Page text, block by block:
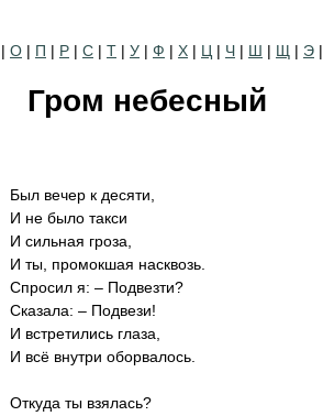
| О | П | Р | С | Т | У | Ф | Х | Ц | Ч | Ш | Щ | Э |
Гром небесный
Был вечер к десяти,
И не было такси
И сильная гроза,
И ты, промокшая насквозь.
Спросил я: – Подвезти?
Сказала: – Подвези!
И встретились глаза,
И всё внутри оборвалось.
Откуда ты взялась?